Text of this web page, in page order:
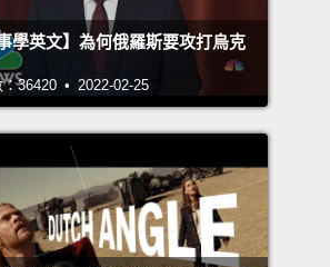
恩
學英文】為何俄羅斯要攻打烏克
36420 • 2022-02-25